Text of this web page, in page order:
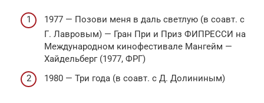
1977 — Позови меня в даль светлую (в соавт. с
Г. Лавровым) — Гран При и Приз ФИПРЕССИ на
Международном кинофестивале Мангeйм —
Хайдельберг (1977, ФРГ)
1980 — Три года (в соавт. с Д. Долининым)